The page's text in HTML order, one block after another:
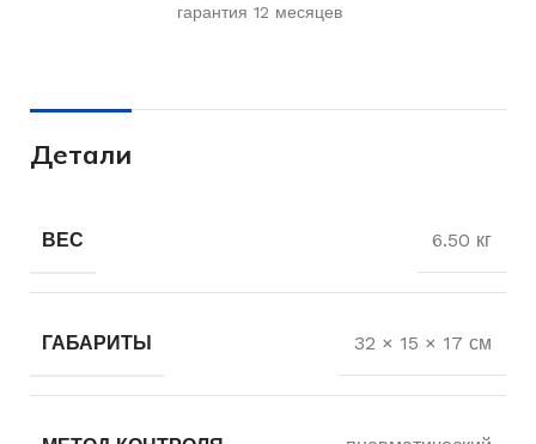
гарантия 12 месяцев
Детали
ВЕС 6.50 кг
ГАБАРИТЫ 32 × 15 × 17 см